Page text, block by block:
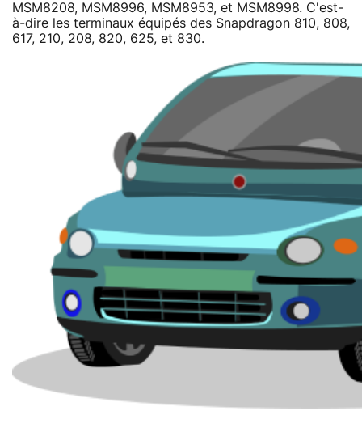
MSM8208, MSM8996, MSM8953, et MSM8998. C'est-
à-dire les terminaux équipés des Snapdragon 810, 808,
617, 210, 208, 820, 625, et 830.